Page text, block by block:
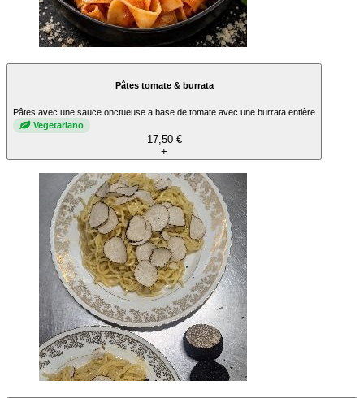
Pâtes tomate & burrata
Pâtes avec une sauce onctueuse a base de tomate avec une burrata entière
Vegetariano
17,50 €
+